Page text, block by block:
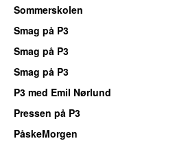
Sommerskolen
Smag på P3
Smag på P3
Smag på P3
P3 med Emil Nørlund
Pressen på P3
PåskeMorgen